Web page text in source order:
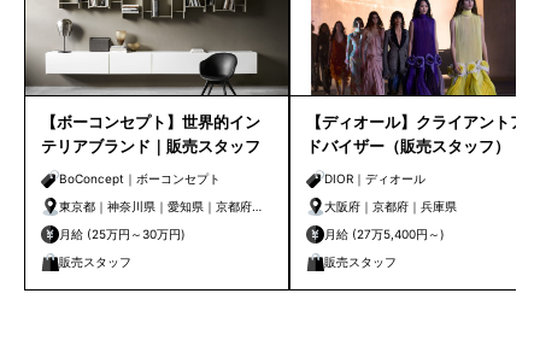
【ボーコンセプト】世界的イン
テリアブランド｜販売スタッフ
BoConcept｜ボーコンセプト
東京都｜神奈川県｜愛知県｜京都府｜
大阪府｜兵庫県
月給 (25万円～30万円)
販売スタッフ
【ディオール】クライアントア
ドバイザー（販売スタッフ）｜
大阪・京都・神戸
DIOR｜ディオール
大阪府｜京都府｜兵庫県
月給 (27万5,400円～)
販売スタッフ